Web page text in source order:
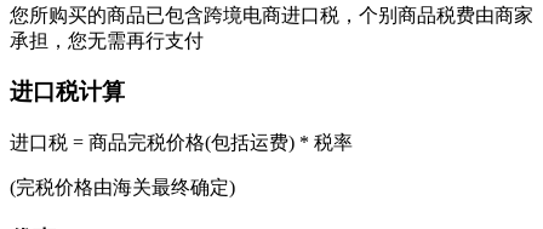
您所购买的商品已包含跨境电商进口税，个别商品税费由商家
承担，您无需再行支付
进口税计算
进口税 = 商品完税价格(包括运费) * 税率
(完税价格由海关最终确定)